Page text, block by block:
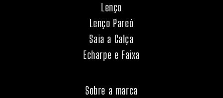
Lenço
Lenço Pareô
Saia a Calça
Echarpe e Faixa
Sobre a marca